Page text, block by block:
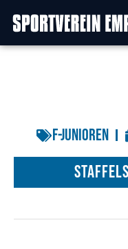
News
Kontakt
F-Junioren